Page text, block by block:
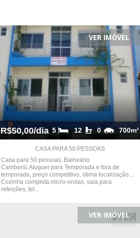
VER IMÓVEL
R$50,00/dia 700m²
0
12
5
CASA PARA 50 PESSOAS
Casa para 50 pessoas, Balneário
Camboriú.Aluguel para Temporada e fora de
temporada, preço competitivo, ótima localização...
Cozinha completa,micro-ondas, sala para
refeições, tel...
VER IMÓVEL